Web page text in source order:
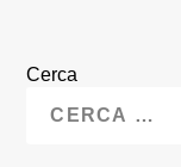
Cerca